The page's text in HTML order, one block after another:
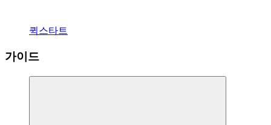
퀵스타트
가이드